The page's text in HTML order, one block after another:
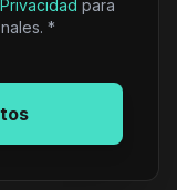
para
*